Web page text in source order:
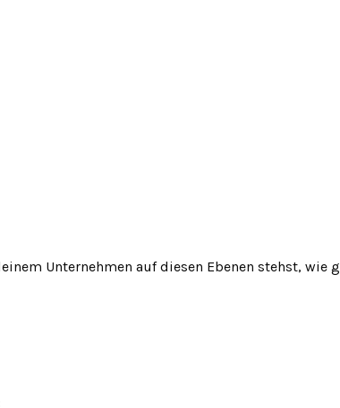
Unternehmen auf diesen Ebenen stehst,